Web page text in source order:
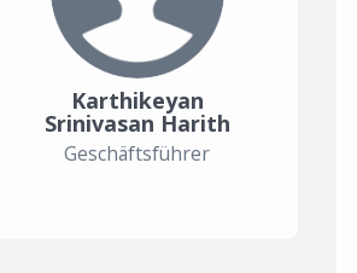
Karthikeyan
Srinivasan Harith
Geschäftsführer